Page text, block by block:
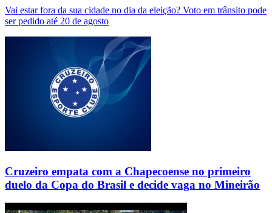
Vai estar fora da sua cidade no dia da eleição? Voto em trânsito pode
ser pedido até 20 de agosto
Cruzeiro empata com a Chapecoense no primeiro
duelo da Copa do Brasil e decide vaga no Mineirão